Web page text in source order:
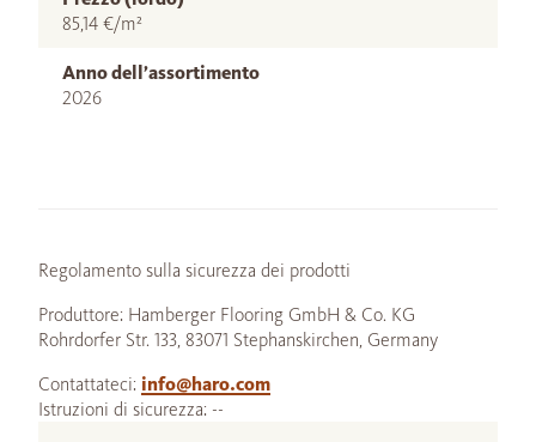
85,14 €/m²
Anno dell’assortimento
2026
Regolamento sulla sicurezza dei prodotti
Produttore: Hamberger Flooring GmbH & Co. KG
Rohrdorfer Str. 133, 83071 Stephanskirchen, Germany
Contattateci: info@haro.com
Istruzioni di sicurezza: --